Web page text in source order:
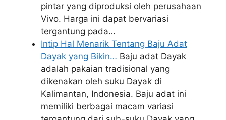
pintar yang diproduksi oleh perusahaan
Vivo. Harga ini dapat bervariasi
tergantung pada…
Intip Hal Menarik Tentang Baju Adat
Dayak yang Bikin… Baju adat Dayak
adalah pakaian tradisional yang
dikenakan oleh suku Dayak di
Kalimantan, Indonesia. Baju adat ini
memiliki berbagai macam variasi